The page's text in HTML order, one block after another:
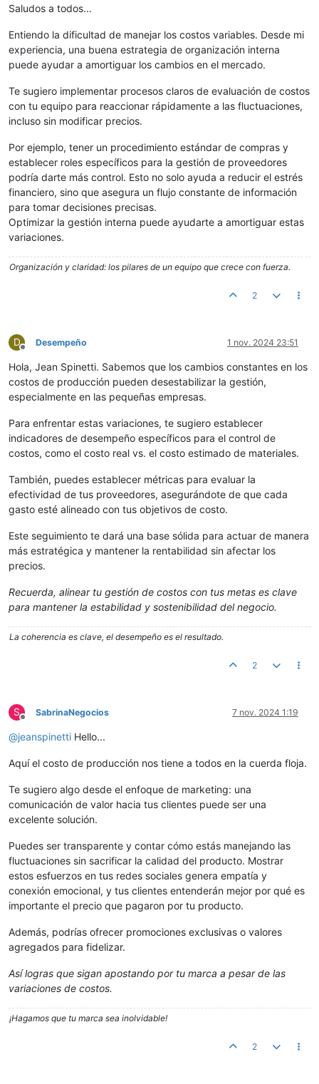
Saludos a todos...
Entiendo la dificultad de manejar los costos variables. Desde mi
experiencia, una buena estrategia de organización interna
puede ayudar a amortiguar los cambios en el mercado.
Te sugiero implementar procesos claros de evaluación de costos
con tu equipo para reaccionar rápidamente a las fluctuaciones,
incluso sin modificar precios.
Por ejemplo, tener un procedimiento estándar de compras y
establecer roles específicos para la gestión de proveedores
podría darte más control. Esto no solo ayuda a reducir el estrés
financiero, sino que asegura un flujo constante de información
para tomar decisiones precisas.
Optimizar la gestión interna puede ayudarte a amortiguar estas
variaciones.
Organización y claridad: los pilares de un equipo que crece con fuerza.
2
D
Desconectado
Desempeño 1 nov. 2024 23:51
Hola, Jean Spinetti. Sabemos que los cambios constantes en los
costos de producción pueden desestabilizar la gestión,
especialmente en las pequeñas empresas.
Para enfrentar estas variaciones, te sugiero establecer
indicadores de desempeño específicos para el control de
costos, como el costo real vs. el costo estimado de materiales.
También, puedes establecer métricas para evaluar la
efectividad de tus proveedores, asegurándote de que cada
gasto esté alineado con tus objetivos de costo.
Este seguimiento te dará una base sólida para actuar de manera
más estratégica y mantener la rentabilidad sin afectar los
precios.
Recuerda, alinear tu gestión de costos con tus metas es clave
para mantener la estabilidad y sostenibilidad del negocio.
La coherencia es clave, el desempeño es el resultado.
2
S
Desconectado
SabrinaNegocios 7 nov. 2024 1:19
@jeanspinetti Hello...
Aquí el costo de producción nos tiene a todos en la cuerda floja.
Te sugiero algo desde el enfoque de marketing: una
comunicación de valor hacia tus clientes puede ser una
excelente solución.
Puedes ser transparente y contar cómo estás manejando las
fluctuaciones sin sacrificar la calidad del producto. Mostrar
estos esfuerzos en tus redes sociales genera empatía y
conexión emocional, y tus clientes entenderán mejor por qué es
importante el precio que pagaron por tu producto.
Además, podrías ofrecer promociones exclusivas o valores
agregados para fidelizar.
Así logras que sigan apostando por tu marca a pesar de las
variaciones de costos.
¡Hagamos que tu marca sea inolvidable!
2